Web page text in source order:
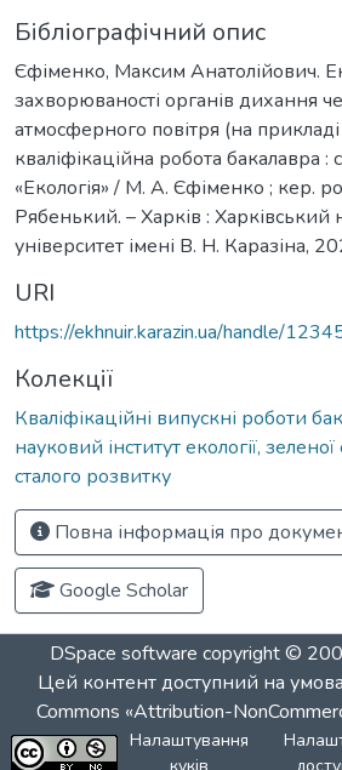
Бібліографічний опис
Єфіменко, Максим Анатолійович.
захворюваності органів дихання
атмосферного повітря (на
кваліфікаційна робота бакалавра :
«Екологія» / М. А. Єфіменко ; кер.
Рябенький. – Харків : Харківський
університет імені В. Н. Каразіна,
URI
https://ekhnuir.karazin.ua/handle/
Колекції
Кваліфікаційні випускні роботи
науковий інститут екології,
сталого розвитку
Повна інформація про
Google Scholar
DSpace software copyright ©
Цей контент доступний на
Commons «Attribution-
Налаштування